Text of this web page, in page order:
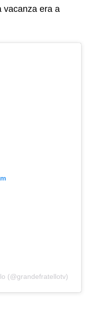
vacanza era a
(@grandefratellotv)